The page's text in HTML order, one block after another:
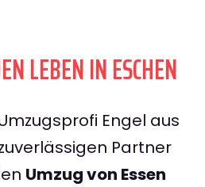
LEBEN IN ESCHEN
Engel aus
Partner
Umzug von Essen